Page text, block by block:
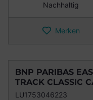
Nachhaltig
Merken
BNP PARIBAS
TRACK CLASSIC
LU1753046223